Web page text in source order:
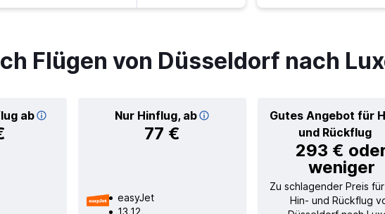
Flügen von Düsseldorf nach
ab Nur Hinflug, ab
77 €
Gutes Angebot für
und Rückflug
293 €
weniger
easyJet
13.12.
Zu schlagender Preis
Hin- und Rückflug